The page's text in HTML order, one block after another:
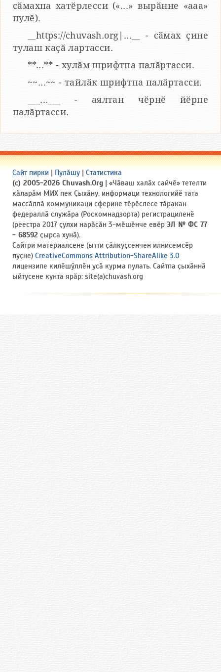
сӑмахпа хатӗрлесси («...» вырӑнне «ааа»
пулӗ).
__https://chuvash.org|...__ - сӑмах ҫине
тулаш каҫӑ лартасси.
**...** - хулӑм шрифтпа палӑртасси.
~~...~~ - тайлӑк шрифтпа палӑртасси.
___...___ - аялтан чӗрнӗ йӗрпе
палӑртасси.
Сайт пирки | Пулӑшу | Статистика
(c) 2005-2026 Chuvash.Org | «Чӑваш халӑх сайчӗ» тетелти
кӑларӑм МИХ пек Ҫыхӑну, информаци технологийӗ тата
массӑллӑ коммуникаци сферине тӗрӗслесе тӑракан
федераллӑ служӑра (Роскомнадзорта) регистрациленӗ
(реестра 2017 ҫулхи нарӑсӑн 3-мӗшӗнче евӗр ЭЛ № ФС 77
- 68592 ҫырса хунӑ).
Сайтри материалсене (ытти ҫӑлкуҫсенчен илнисемсӗр
пуҫне) CreativeCommons Attribution-ShareAlike 3.0
лицензипе килӗшӳллӗн усӑ курма пулать. Сайтпа ҫыхӑннӑ
ыйтусене кунта ярӑр: site(a)chuvash.org